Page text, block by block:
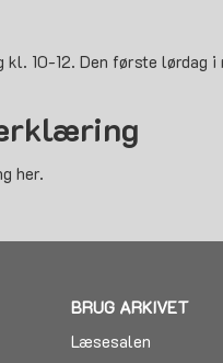
10-12. Den første lørdag i
her.
BRUG ARKIVET
Læsesalen